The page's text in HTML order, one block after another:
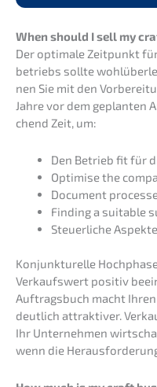
When should I sell my
Der optima­le Zeitpunkt
be­triebs sollte
nen Sie mit den
Jahre vor dem geplan­ten
chend Zeit, um:
Den Betrieb fit für
Optimi­se the
Document
Finding a suita­ble
Steuer­li­che
Konjunk­tu­rel­le
Verkaufs­wert positiv
Auftrags­buch macht
deutlich attrak­ti­ver.
Ihr Unter­neh­men
wenn die